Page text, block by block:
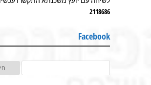
2118686
Facebook